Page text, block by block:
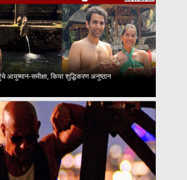
आयुष्मान-समीक्षा, किया शुद्धिकरण अनुष्ठान